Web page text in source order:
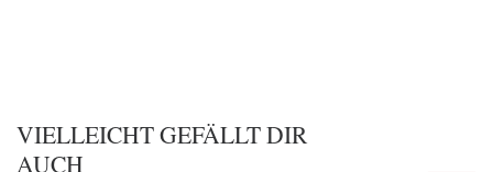
VIELLEICHT GEFÄLLT DIR
AUCH